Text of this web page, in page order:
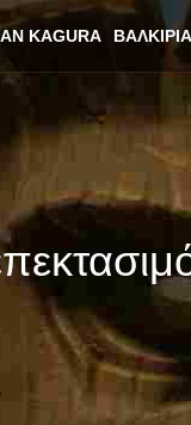
KAGURA